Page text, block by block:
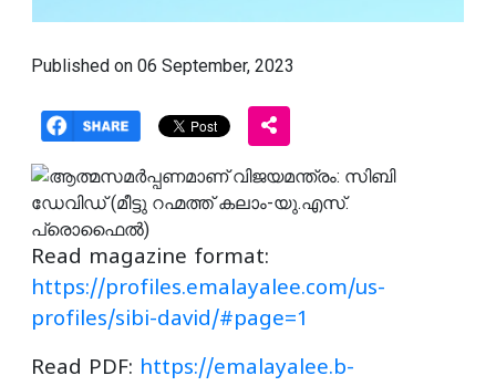
Published on 06 September, 2023
Read magazine format:
https://profiles.emalayalee.com/us-
profiles/sibi-david/#page=1
Read PDF: https://emalayalee.b-